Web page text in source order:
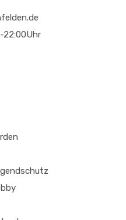
22:00Uhr